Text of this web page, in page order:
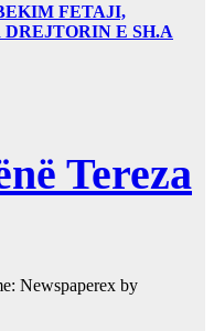
FETAJI,
E SH.A
Tereza
Newspaperex by